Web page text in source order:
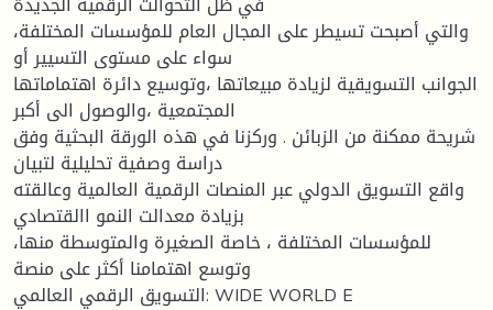
،والتي أصبحت تسيطر على المجال العام للمؤسسات المختلفة
سواء على مستوى التسيير أو
الجوانب التسويقية لزيادة مبيعاتها ،وتوسيع دائرة اهتماماتها
المجتمعية ،والوصول الى أكبر
شريحة ممكنة من الزبائن . وركزنا في هذه الورقة البحثية وفق
دراسة وصفية تحليلية لتبيان
واقع التسويق الدولي عبر المنصات الرقمية العالمية وعالقته
بزيادة معدالت النمو االقتصادي
للمؤسسات المختلفة ، خاصة الصغيرة والمتوسطة منها،
وتوسع اهتمامنا أكثر على منصة
التسويق الرقمي العالمي: WIDE WORLD E